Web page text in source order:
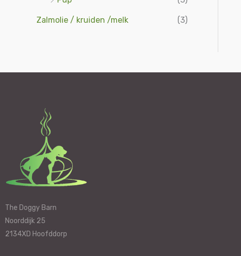
Zalmolie / kruiden /melk (3)
The Doggy Barn
Noorddijk 25
2134XD Hoofddorp